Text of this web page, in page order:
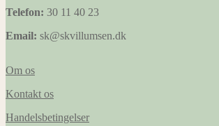
Telefon: 30 11 40 23
Email: sk@skvillumsen.dk
Om os
Kontakt os
Handelsbetingelser